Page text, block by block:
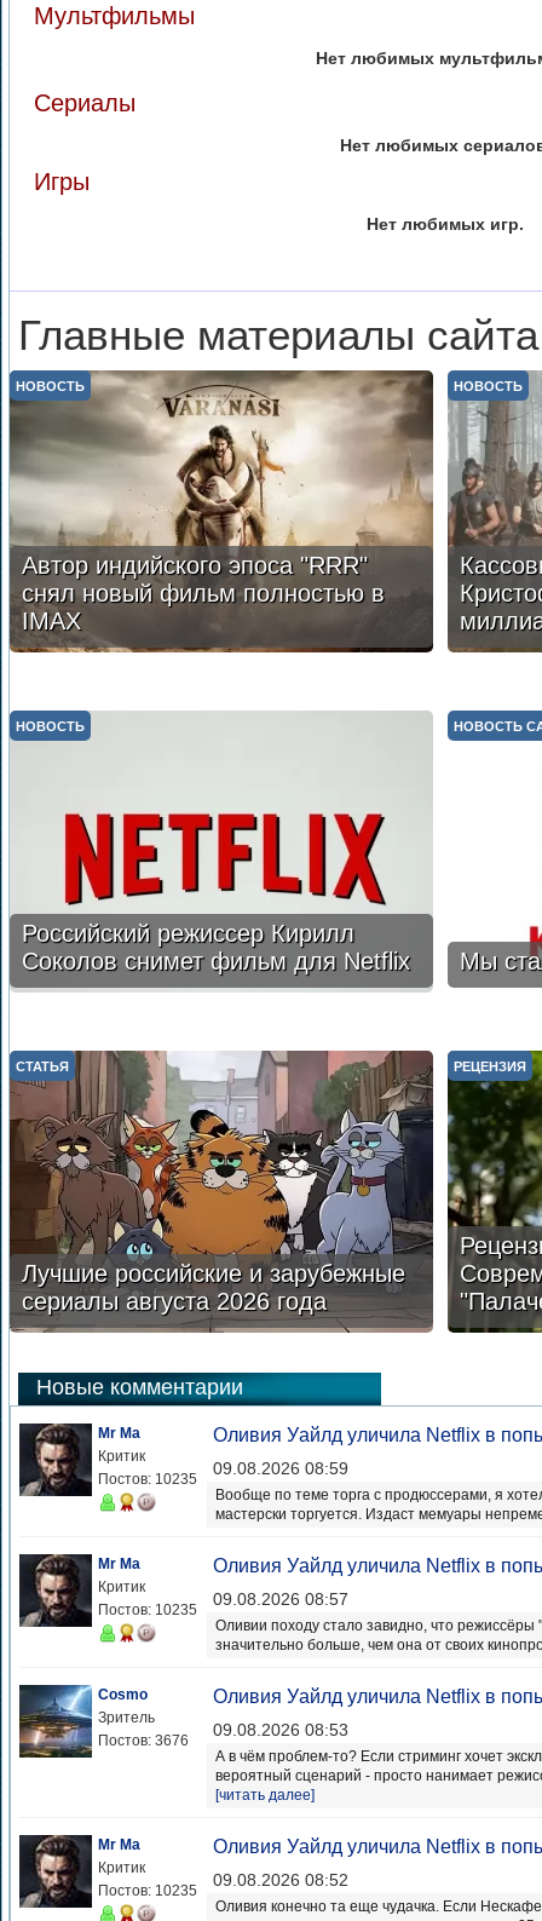
Мультфильмы
Нет любимых
Сериалы
Нет любимых
Игры
Нет любимых игр.
Главные материалы
Автор индийского эпоса "RRR"
снял новый фильм полностью в
IMAX
НОВОСТЬ НОВОСТЬ
Российский режиссер Кирилл
Соколов снимет фильм для Netflix
НОВОСТЬ
Мы
НОВОСТЬ
Лучшие российские и зарубежные
сериалы августа 2026 года
СТАТЬЯ РЕЦЕНЗИЯ
Новые комментарии
Mr Ma
Критик
Постов: 10235
Оливия Уайлд уличила Netflix в
09.08.2026 08:59
Вообще по теме торга с продюссерами, я
мастерски торгуется. Издаст мемуары
Mr Ma
Критик
Постов: 10235
Оливия Уайлд уличила Netflix в
09.08.2026 08:57
Оливии походу стало завидно, что
значительно больше, чем она от своих
Cosmo
Зритель
Постов: 3676
Оливия Уайлд уличила Netflix в
09.08.2026 08:53
А в чём проблем-то? Если стриминг хочет
вероятный сценарий - просто нанимает
[читать далее]
Mr Ma
Критик
Постов: 10235
Оливия Уайлд уличила Netflix в
09.08.2026 08:52
Оливия конечно та еще чудачка. Если